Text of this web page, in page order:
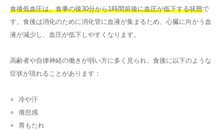
食後低血圧は、食事の後30分から1時間前後に血圧が低下する状態で
す。食後は消化のために消化管に血液が集まるため、心臓に向かう血
液が減少し、血圧が低下しやすくなります。
高齢者や自律神経の働きが弱い方に多く見られ、食後に以下のような
症状が現れることがあります：
冷や汗
倦怠感
胃もたれ